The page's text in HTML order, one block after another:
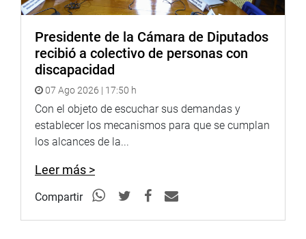
Presidente de la Cámara de Diputados
recibió a colectivo de personas con
discapacidad
07 Ago 2026 | 17:50 h
Con el objeto de escuchar sus demandas y
establecer los mecanismos para que se cumplan
los alcances de la...
Leer más >
Compartir